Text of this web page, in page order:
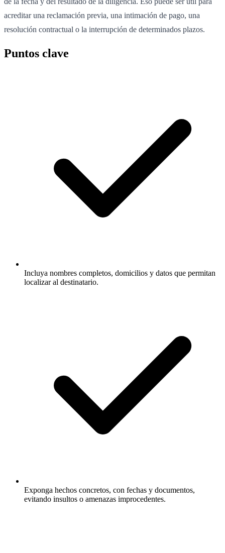
acreditar una reclamación previa, una intimación de pago, una
resolución contractual o la interrupción de determinados plazos.
Puntos clave
Incluya nombres completos, domicilios y datos que permitan
localizar al destinatario.
Exponga hechos concretos, con fechas y documentos,
evitando insultos o amenazas improcedentes.